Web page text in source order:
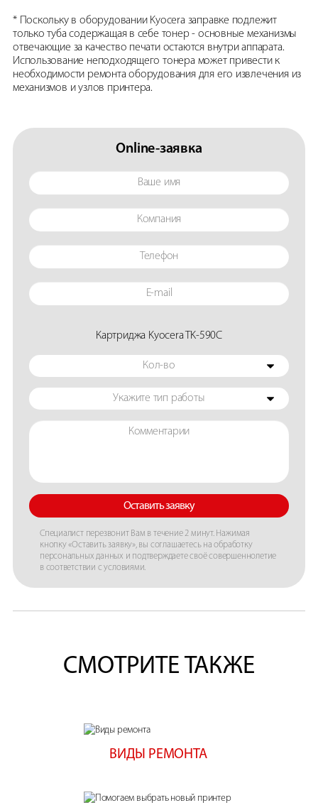
* Поскольку в оборудовании Kyocera заправке подлежит
только туба содержащая в себе тонер - основные механизмы
отвечающие за качество печати остаются внутри аппарата.
Использование неподходящего тонера может привести к
необходимости ремонта оборудования для его извлечения из
механизмов и узлов принтера.
Online-заявка
Картриджа Kyocera TK-590C
Кол-во
Укажите тип работы
Оставить заявку
Специалист перезвонит Вам в течение 2 минут. Нажимая
кнопку «Оставить заявку», вы соглашаетесь на обработку
персональных данных и подтверждаете своё совершеннолетие
в соответствии с условиями.
СМОТРИТЕ ТАКЖЕ
ВИДЫ РЕМОНТА